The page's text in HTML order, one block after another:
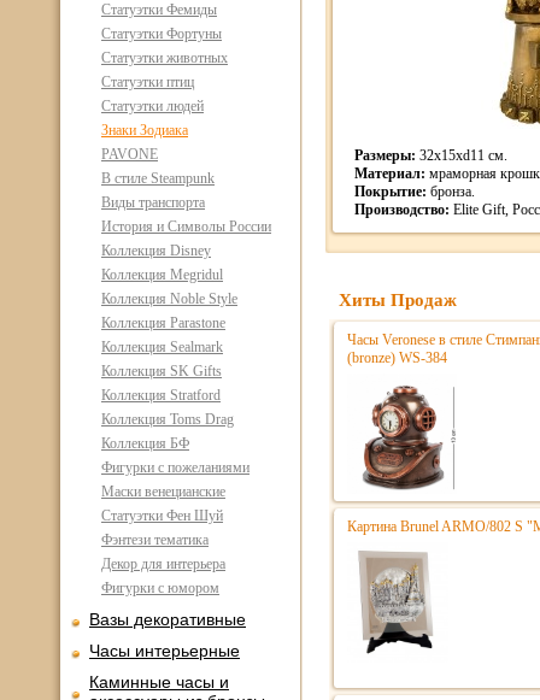
Статуэтки Фемиды
Статуэтки Фортуны
Статуэтки животных
Статуэтки птиц
Статуэтки людей
Знаки Зодиака
PAVONE
В стиле Steampunk
Виды транспорта
История и Символы России
Коллекция Disney
Коллекция Megridul
Коллекция Noble Style
Коллекция Parastone
Коллекция Sealmark
Коллекция SK Gifts
Коллекция Stratford
Коллекция Toms Drag
Коллекция БФ
Фигурки с пожеланиями
Маски венецианские
Статуэтки Фен Шуй
Фэнтези тематика
Декор для интерьера
Фигурки с юмором
Вазы декоративные
Часы интерьерные
Каминные часы и
Размеры: 32х15хd11 см.
Материал: мраморная
Покрытие: бронза.
Производство: Elite Gift,
Хиты Продаж
Часы Veronese в стиле
(bronze) WS-384
Картина Brunel ARMO/802 S